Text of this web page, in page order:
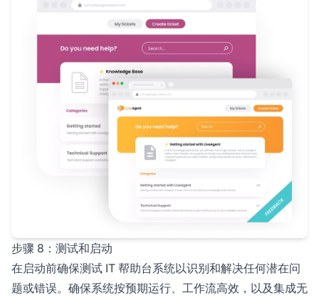
步骤 8：测试和启动
在启动前确保测试 IT 帮助台系统以识别和解决任何潜在问
题或错误。确保系统按预期运行、工作流高效，以及集成无